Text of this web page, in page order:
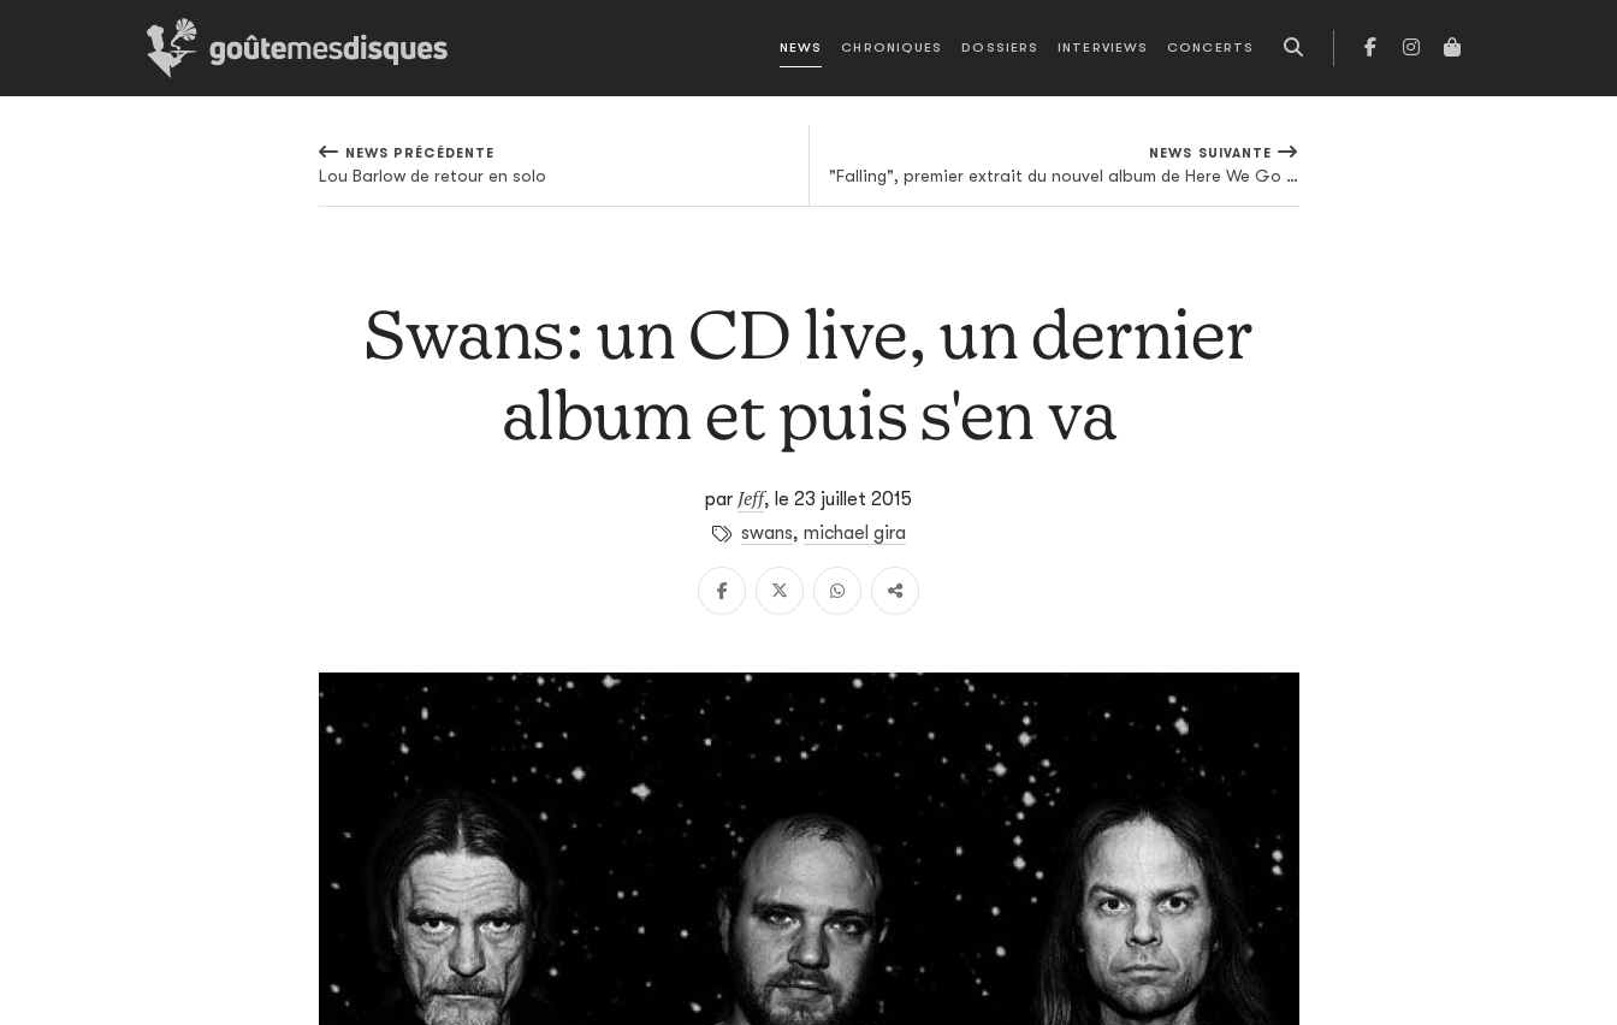
NEWS CHRONIQUES DOSSIERS INTERVIEWS CONCERTS
NEWS PRÉCÉDENTE
Lou Barlow de retour en solo
NEWS SUIVANTE
"Falling", premier extrait du nouvel album de Here We Go Magic
Swans: un CD live, un dernier
album et puis s'en va
par Jeff, le 23 juillet 2015
swans, michael gira